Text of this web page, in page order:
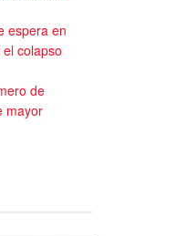
espera en
colapso
de
mayor